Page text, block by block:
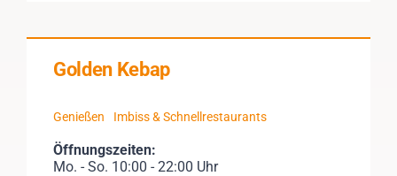
Golden Kebap
Genießen Imbiss & Schnellrestaurants
Öffnungszeiten:
Mo. - So. 10:00 - 22:00 Uhr